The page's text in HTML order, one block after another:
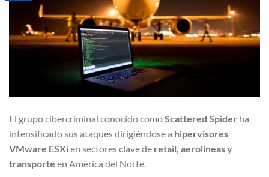
El grupo cibercriminal conocido comoScattered Spider ha
intensificado sus ataques dirigiéndose a hipervisores
VMware ESXien sectores clave de retail, aerolíneas y
transporte en América del Norte.